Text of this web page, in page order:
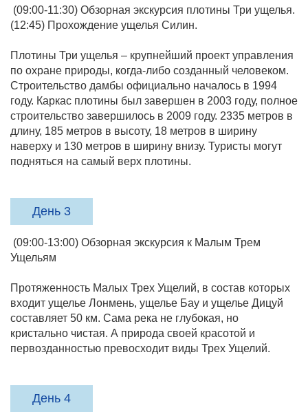
(09:00-11:30) Обзорная экскурсия плотины Три ущелья.
(12:45) Прохождение ущелья Силин.
Плотины Три ущелья – крупнейший проект управления
по охране природы, когда-либо созданный человеком.
Строительство дамбы официально началось в 1994
году. Каркас плотины был завершен в 2003 году, полное
строительство завершилось в 2009 году. 2335 метров в
длину, 185 метров в высоту, 18 метров в ширину
наверху и 130 метров в ширину внизу. Туристы могут
подняться на самый верх плотины.
День 3
(09:00-13:00) Обзорная экскурсия к Малым Трем
Ущельям
Протяженность Малых Трех Ущелий, в состав которых
входит ущелье Лонмень, ущелье Бау и ущелье Дицуй
составляет 50 км. Сама река не глубокая, но
кристально чистая. А природа своей красотой и
первозданностью превосходит виды Трех Ущелий.
День 4